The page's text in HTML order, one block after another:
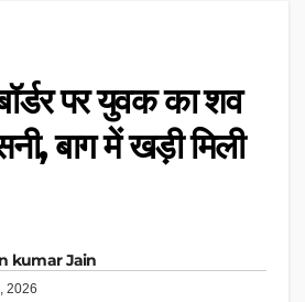
पर युवक का शव
बाग में खड़ी मिली
kumar Jain
2026